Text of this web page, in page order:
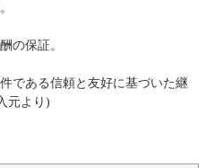
の保証。
である信頼と友好に基づいた継
元より)